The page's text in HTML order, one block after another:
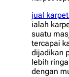
jual
ialah
suatu
tercapai
dijadikan
lebih
dengan